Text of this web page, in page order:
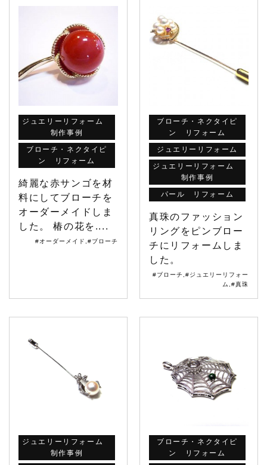
ジュエリーリフォーム
制作事例
ブローチ・ネクタイピ
ン リフォーム
綺麗な赤サンゴを材
料にしてブローチを
オーダーメイドしま
した。 椿の花を....
#オーダーメイド #ブローチ
ブローチ・ネクタイピ
ン リフォーム
ジュエリーリフォーム
ジュエリーリフォーム
制作事例
パール リフォーム
真珠のファッション
リングをピンブロー
チにリフォームしま
した。
#ブローチ #ジュエリーリフォー
ム #真珠
ジュエリーリフォーム
制作事例
ブローチ・ネクタイピ
ン リフォーム